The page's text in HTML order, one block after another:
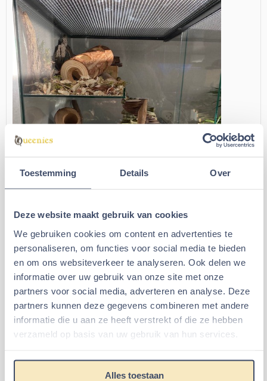
Toestemming Details Over
Deze website maakt gebruik van cookies
We gebruiken cookies om content en advertenties te
personaliseren, om functies voor social media te bieden
en om ons websiteverkeer te analyseren. Ook delen we
informatie over uw gebruik van onze site met onze
partners voor social media, adverteren en analyse. Deze
partners kunnen deze gegevens combineren met andere
informatie die u aan ze heeft verstrekt of die ze hebben
verzameld op basis van uw gebruik van hun services.
Alles toestaan